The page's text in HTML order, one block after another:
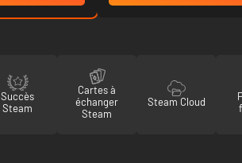
Succès
Steam
Cartes à
échanger
Steam
Steam Cloud